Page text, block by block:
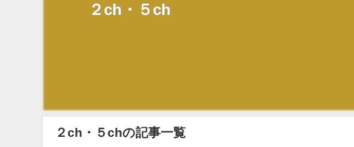
２ch・５ch
２ch・５chの記事一覧